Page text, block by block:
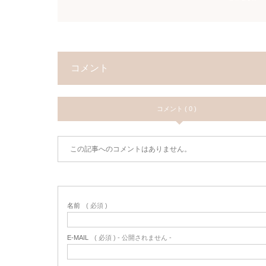
コメント
コメント ( 0 )
この記事へのコメントはありません。
名前 ( 必須 )
E-MAIL ( 必須 ) - 公開されません -